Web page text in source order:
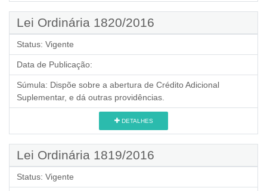
Lei Ordinária 1820/2016
Status: Vigente
Data de Publicação:
Súmula: Dispõe sobre a abertura de Crédito Adicional
Suplementar, e dá outras providências.
DETALHES
Lei Ordinária 1819/2016
Status: Vigente